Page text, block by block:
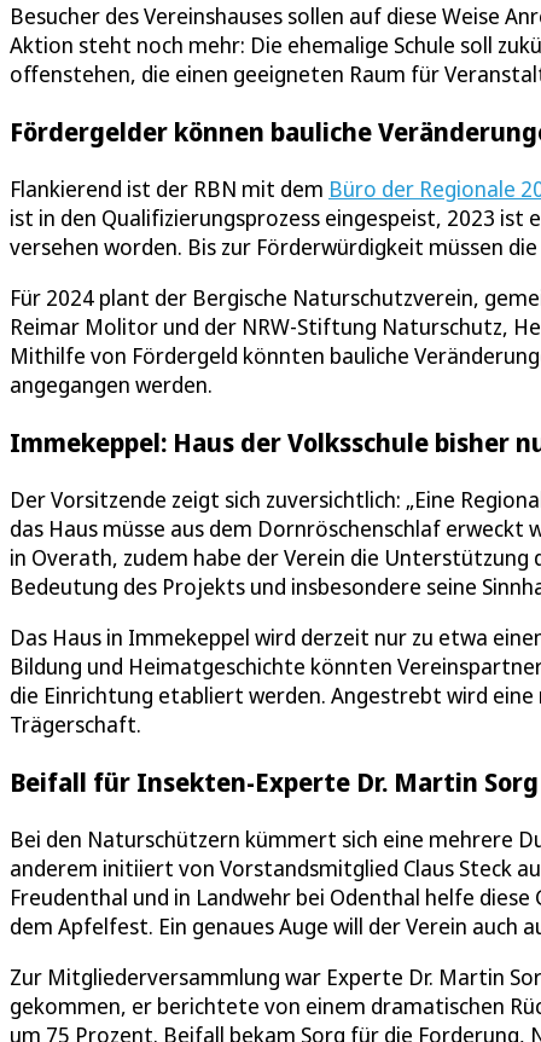
Besucher des Vereinshauses sollen auf diese Weise
Aktion steht noch mehr: Die ehemalige Schule soll
offenstehen, die einen geeigneten Raum für
Fördergelder können bauliche
Flankierend ist der RBN mit dem Büro der Regionale
ist in den Qualifizierungsprozess eingespeist, 2023
versehen worden. Bis zur Förderwürdigkeit müssen
Für 2024 plant der Bergische Naturschutzverein,
Reimar Molitor und der NRW-Stiftung Naturschutz,
Mithilfe von Fördergeld könnten bauliche
angegangen werden.
Immekeppel: Haus der Volksschule bisher
Der Vorsitzende zeigt sich zuversichtlich: „Eine
das Haus müsse aus dem Dornröschenschlaf erweckt
in Overath, zudem habe der Verein die Unterstützung
Bedeutung des Projekts und insbesondere seine
Das Haus in Immekeppel wird derzeit nur zu etwa
Bildung und Heimatgeschichte könnten
die Einrichtung etabliert werden. Angestrebt wird
Trägerschaft.
Beifall für Insekten-Experte Dr. Martin
Bei den Naturschützern kümmert sich eine mehrere
anderem initiiert von Vorstandsmitglied Claus Steck
Freudenthal und in Landwehr bei Odenthal helfe
dem Apfelfest. Ein genaues Auge will der Verein auch
Zur Mitgliederversammlung war Experte Dr. Martin
gekommen, er berichtete von einem dramatischen
um 75 Prozent. Beifall bekam Sorg für die